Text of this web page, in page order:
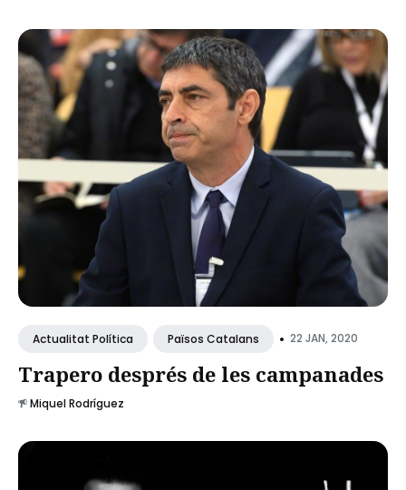
Actualitat Política Països Catalans • 22 JAN, 2020
Trapero després de les campanades
Miquel Rodríguez